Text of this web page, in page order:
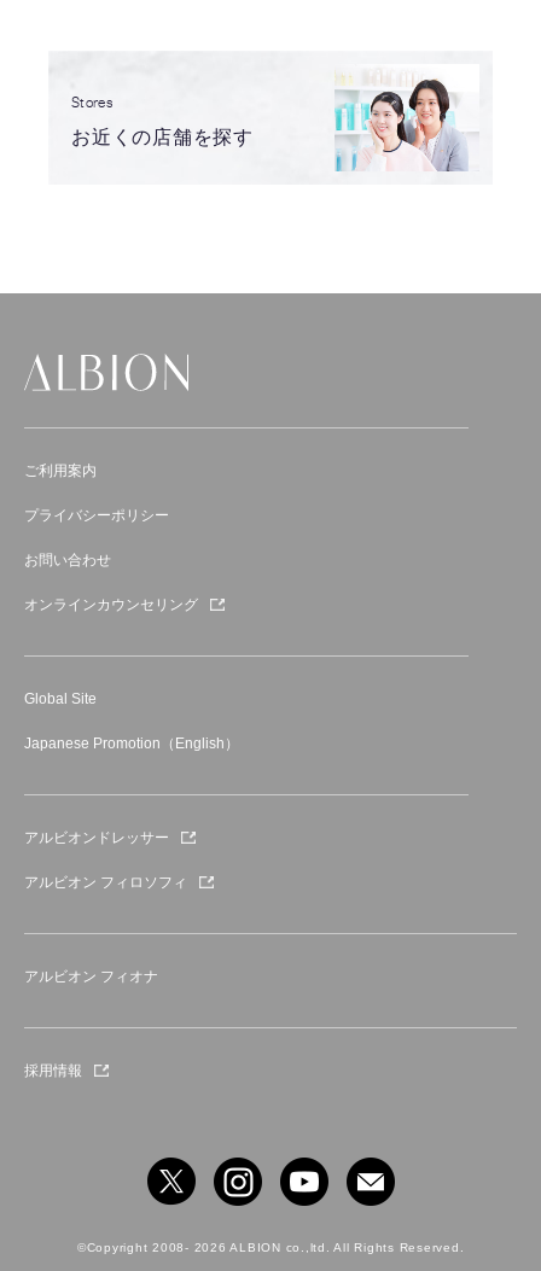
Stores
お近くの店舗を探す
ご利用案内
プライバシーポリシー
お問い合わせ
オンラインカウンセリング
Global Site
Japanese Promotion（English）
アルビオンドレッサー
アルビオン フィロソフィ
アルビオン フィオナ
採用情報
©Copyright 2008- 2026 ALBION co.,ltd. All Rights Reserved.